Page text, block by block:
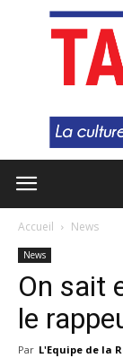
Accueil News
News
On sait
le
Par L'Equipe de la